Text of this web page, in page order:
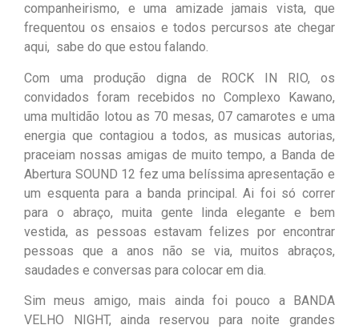
companheirismo, e uma amizade jamais vista, que
frequentou os ensaios e todos percursos ate chegar
aqui, sabe do que estou falando.
Com uma produção digna de ROCK IN RIO, os
convidados foram recebidos no Complexo Kawano,
uma multidão lotou as 70 mesas, 07 camarotes e uma
energia que contagiou a todos, as musicas autorias,
praceiam nossas amigas de muito tempo, a Banda de
Abertura SOUND 12 fez uma belíssima apresentação e
um esquenta para a banda principal. Ai foi só correr
para o abraço, muita gente linda elegante e bem
vestida, as pessoas estavam felizes por encontrar
pessoas que a anos não se via, muitos abraços,
saudades e conversas para colocar em dia.
Sim meus amigo, mais ainda foi pouco a BANDA
VELHO NIGHT, ainda reservou para noite grandes